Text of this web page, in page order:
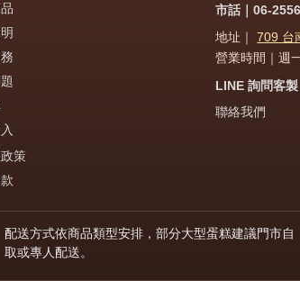
策
市話｜06-
地址｜709 台
營業時間｜週
LINE 詢問客製
聯絡我們
配送方式依商品類型安排，部分大型蛋糕建議門市自
取或專人配送。